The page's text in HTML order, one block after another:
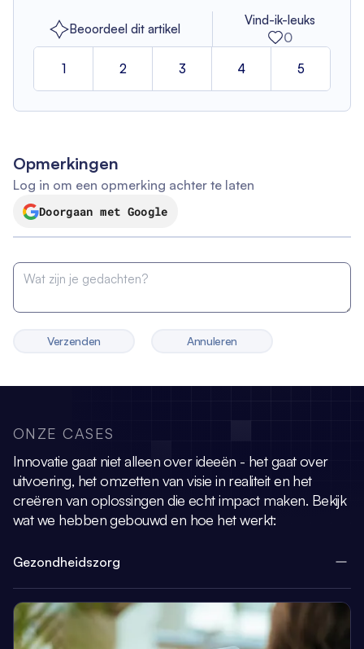
Beoordeel dit artikel
Vind-ik-leuks
0
1 2 3 4 5
Opmerkingen
Log in om een opmerking achter te laten
Doorgaan met Google
Verzenden Annuleren
ONZE CASES
Innovatie gaat niet alleen over ideeën - het gaat over
uitvoering, het omzetten van visiein realiteit en het
creëren van oplossingen die echt impact maken. Bekijk
wat we hebben gebouwd en hoe het werkt:
Gezondheidszorg